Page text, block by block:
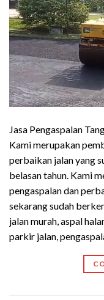
Jasa Pengaspalan
Kami merupakan
perbaikan jalan yang
belasan tahun. Kami
pengaspalan dan
sekarang sudah
jalan murah, aspal
parkir jalan,